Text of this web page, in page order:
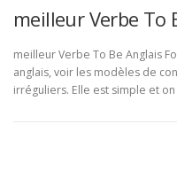
meilleur Verbe To
meilleur Verbe To Be Anglais
anglais, voir les modèles de
irréguliers. Elle est simple et